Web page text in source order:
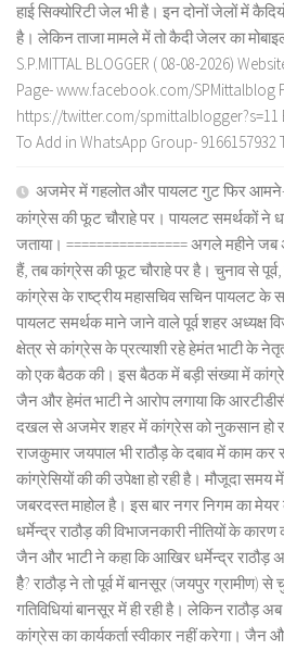
हाई सिक्योरिटी जेल भी है। इन दोनों जेलों में
है। लेकिन ताजा मामले में तो कैदी जेलर का
S.P.MITTAL BLOGGER ( 08-08-2026)
Page- www.facebook.com/SPMittalblog
https://twitter.com/
To Add in WhatsApp Group- 9166157932
अजमेर में गहलोत और पायलट गुट फिर
कांग्रेस की फूट चौराहे पर। पायलट समर्थकों ने
जताया। ================ अगले महीने
हैं, तब कांग्रेस की फूट चौराहे पर है। चुनाव से
कांग्रेस के राष्ट्रीय महासचिव सचिन पायलट के
पायलट समर्थक माने जाने वाले पूर्व शहर अध्यक्ष
क्षेत्र से कांग्रेस के प्रत्याशी रहे हेमंत भाटी के
को एक बैठक की। इस बैठक में बड़ी संख्या में
जैन और हेमंत भाटी ने आरोप लगाया कि
दखल से अजमेर शहर में कांग्रेस को नुकसान हो
राजकुमार जयपाल भी राठौड़ के दबाव में काम कर
कांग्रेसियों की की उपेक्षा हो रही है। मौजूदा
जबरदस्त माहोल है। इस बार नगर निगम का
धर्मेन्द्र राठौड़ की विभाजनकारी नीतियों के कारण
जैन और भाटी ने कहा कि आखिर धर्मेन्द्र राठौड़
हैै? राठौड़ ने तो पूर्व में बानसूर (जयपुर ग्रामीण)
गतिविधियां बानसूर में ही रही है। लेकिन
कांग्रेस का कार्यकर्ता स्वीकार नहीं करेगा। जैन